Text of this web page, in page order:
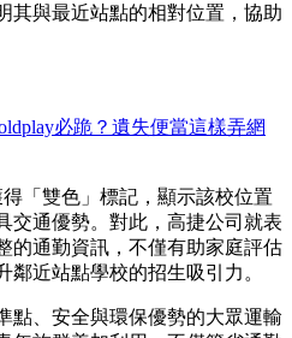
其與最近站點的相對位置，協助
必跪？遺失便當這樣弄網
「雙色」標記，顯示該校位置
交通優勢。對此，高捷公司就表
的通勤資訊，不僅有助家庭評估
近站點學校的招生吸引力。
點、安全與環保優勢的大眾運輸